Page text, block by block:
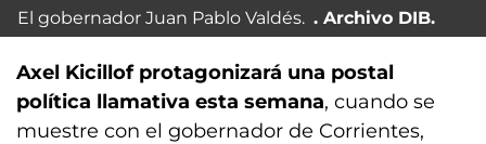
El gobernador Juan Pablo Valdés. Archivo DIB.
Axel Kicillof protagonizará una postal
política llamativa esta semana, cuando se
muestre con el gobernador de Corrientes,